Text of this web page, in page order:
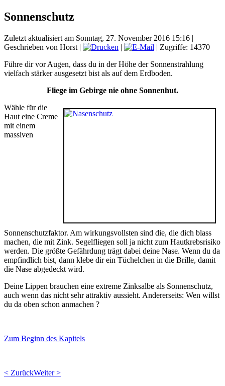
Sonnenschutz
Zuletzt aktualisiert am Sonntag, 27. November 2016 15:16 |
Geschrieben von Horst | |
| Zugriffe: 14370
Führe dir vor Augen, dass du in der Höhe der Sonnenstrahlung
vielfach stärker ausgesetzt bist als auf dem Erdboden.
Fliege im Gebirge nie ohne Sonnenhut.
Wähle für die
Haut eine Creme
mit einem
massiven
Sonnenschutzfaktor. Am wirkungsvollsten sind die, die dich blass
machen, die mit Zink. Segelfliegen soll ja nicht zum Hautkrebsrisiko
werden. Die größte Gefährdung trägt dabei deine Nase. Wenn du da
empfindlich bist, dann klebe dir ein Tüchelchen in die Brille, damit
die Nase abgedeckt wird.
Deine Lippen brauchen eine extreme Zinksalbe als Sonnenschutz,
auch wenn das nicht sehr attraktiv aussieht. Andererseits: Wen willst
du da oben schon anmachen ?
Zum Beginn des Kapitels
< ZurückWeiter >